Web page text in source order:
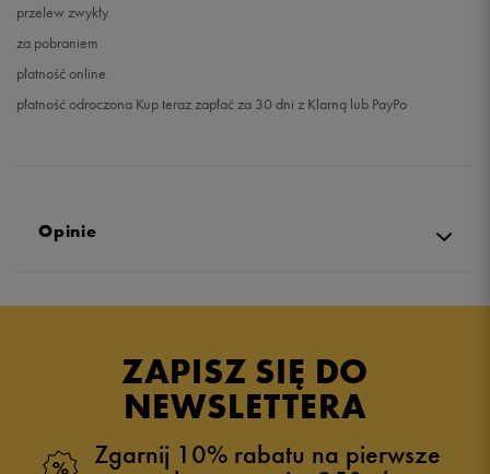
przelew zwykły
za pobraniem
płatność online
płatność odroczona Kup teraz zapłać za 30 dni z Klarną lub PayPo
Opinie
5.0
zebranych i zweryfikowanych przez
ZAPISZ SIĘ DO
NEWSLETTERA
Zgarnij 10% rabatu na pierwsze